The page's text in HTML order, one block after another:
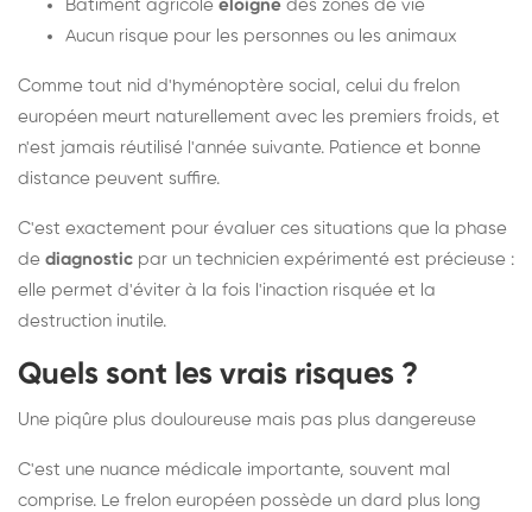
Bâtiment agricole éloigné des zones de vie
Aucun risque pour les personnes ou les animaux
Comme tout nid d'hyménoptère social, celui du frelon
européen meurt naturellement avec les premiers froids, et
n'est jamais réutilisé l'année suivante. Patience et bonne
distance peuvent suffire.
C'est exactement pour évaluer ces situations que la phase
de diagnostic par un technicien expérimenté est précieuse :
elle permet d'éviter à la fois l'inaction risquée et la
destruction inutile.
Quels sont les vrais risques ?
Une piqûre plus douloureuse mais pas plus dangereuse
C'est une nuance médicale importante, souvent mal
comprise. Le frelon européen possède un dard plus long